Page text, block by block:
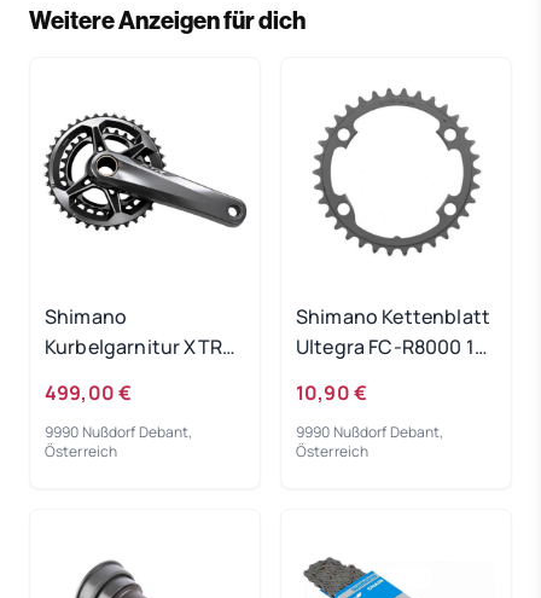
Weitere Anzeigen für dich
Shimano
Kurbelgarnitur XTR
175 mm
499,00 €
9990 Nußdorf Debant,
Österreich
Shimano Kettenblatt
Ultegra FC-R8000 11-
10,90 €
9990 Nußdorf Debant,
Österreich